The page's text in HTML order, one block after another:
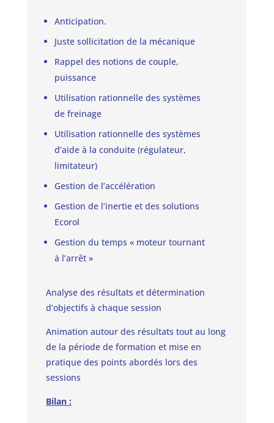
Anticipation.
Juste sollicitation de la mécanique
Rappel des notions de couple,
puissance
Utilisation rationnelle des systèmes
de freinage
Utilisation rationnelle des systèmes
d’aide à la conduite (régulateur,
limitateur)
Gestion de l’accélération
Gestion de l’inertie et des solutions
Ecorol
Gestion du temps « moteur tournant
à l’arrêt »
Analyse des résultats et détermination
d’objectifs à chaque session
Animation autour des résultats tout au long
de la période de formation et mise en
pratique des points abordés lors des
sessions
Bilan :